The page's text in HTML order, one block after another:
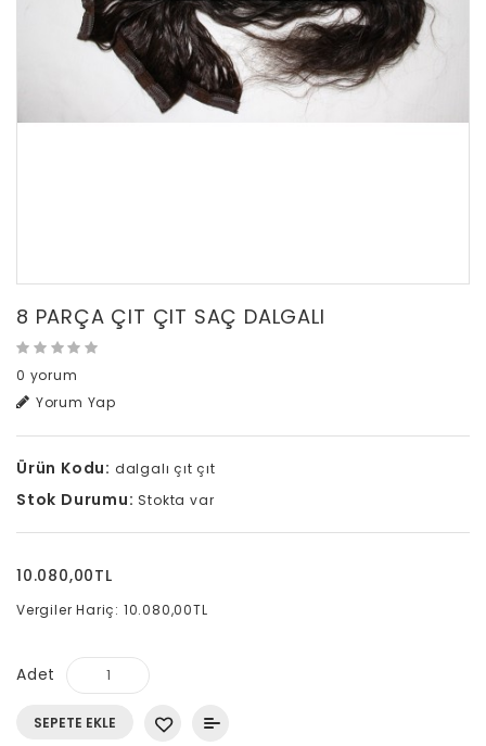
8 PARÇA ÇIT ÇIT SAÇ DALGALI
0 yorum
Yorum Yap
Ürün Kodu: dalgalı çıt çıt
Stok Durumu: Stokta var
10.080,00TL
Vergiler Hariç: 10.080,00TL
Adet
SEPETE EKLE